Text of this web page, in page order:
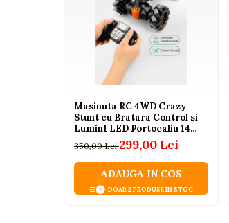
Accesorii pentru hranire
Suzete si accesorii
Incalzitoare pentru biberoane si
Masinuta RC 4WD Crazy
Stunt cu Bratara Control si
LuminI LED Portocaliu 14
350,00 Lei299,00 Lei
ADAUGA IN COS
DOAR 2 PRODUSE IN STOC